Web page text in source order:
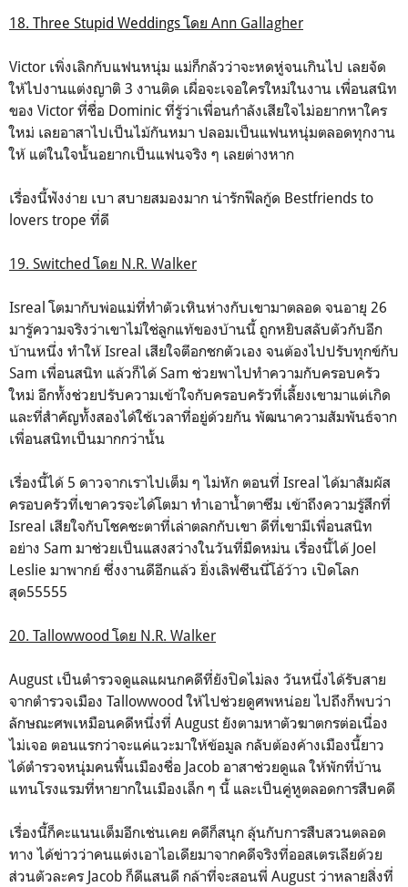
18. Three Stupid Weddings โดย Ann Gallagher
Victor เพิ่งเลิกกับแฟนหนุ่ม แม่ก็กลัวว่าจะหดหู่จนเกินไป เลยจัด
ให้ไปงานแต่งญาติ 3 งานติด เผื่อจะเจอใครใหม่ในงาน เพื่อนสนิท
ของ Victor ที่ชื่อ Dominic ที่รู้ว่าเพื่อนกำลังเสียใจไม่อยากหาใคร
ใหม่ เลยอาสาไปเป็นไม้กันหมา ปลอมเป็นแฟนหนุ่มตลอดทุกงาน
ให้ แต่ในใจนั้นอยากเป็นแฟนจริง ๆ เลยต่างหาก
เรื่องนี้ฟังง่าย เบา สบายสมองมาก น่ารักฟีลกู้ด Bestfriends to
lovers trope ที่ดี
19. Switched โดย N.R. Walker
Isreal โตมากับพ่อแม่ที่ทำตัวเหินห่างกับเขามาตลอด จนอายุ 26
มารู้ความจริงว่าเขาไม่ใช่ลูกแท้ของบ้านนี้ ถูกหยิบสลับตัวกับอีก
บ้านหนึ่ง ทำให้ Isreal เสียใจตีอกชกตัวเอง จนต้องไปปรับทุกข์กับ
Sam เพื่อนสนิท แล้วก็ได้ Sam ช่วยพาไปทำความกับครอบครัว
ใหม่ อีกทั้งช่วยปรับความเข้าใจกับครอบครัวที่เลี้ยงเขามาแต่เกิด
และที่สำคัญทั้งสองได้ใช้เวลาที่อยู่ด้วยกัน พัฒนาความสัมพันธ์จาก
เพื่อนสนิทเป็นมากกว่านั้น
เรื่องนี้ได้ 5 ดาวจากเราไปเต็ม ๆ ไม่หัก ตอนที่ Isreal ได้มาสัมผัส
ครอบครัวที่เขาควรจะได้โตมา ทำเอาน้ำตาซึม เข้าถึงความรู้สึกที่
Isreal เสียใจกับโชคชะตาที่เล่าตลกกับเขา ดีที่เขามีเพื่อนสนิท
อย่าง Sam มาช่วยเป็นแสงสว่างในวันที่มืดหม่น เรื่องนี้ได้ Joel
Leslie มาพากย์ ซึ่งงานดีอีกแล้ว ยิ่งเลิฟซีนนี่โอ้ว้าว เปิดโลก
สุด55555
20. Tallowwood โดย N.R. Walker
August เป็นตำรวจดูแลแผนกคดีที่ยังปิดไม่ลง วันหนึ่งได้รับสาย
จากตำรวจเมือง Tallowwood ให้ไปช่วยดูศพหน่อย ไปถึงก็พบว่า
ลักษณะศพเหมือนคดีหนึ่งที่ August ยังตามหาตัวฆาตกรต่อเนื่อง
ไม่เจอ ตอนแรกว่าจะแค่แวะมาให้ข้อมูล กลับต้องค้างเมืองนี้ยาว
ได้ตำรวจหนุ่มคนพื้นเมืองชื่อ Jacob อาสาช่วยดูแล ให้พักที่บ้าน
แทนโรงแรมที่หายากในเมืองเล็ก ๆ นี้ และเป็นคู่หูตลอดการสืบคดี
เรื่องนี้ก็คะแนนเต็มอีกเช่นเคย คดีก็สนุก ลุ้นกับการสืบสวนตลอด
ทาง ได้ข่าวว่าคนแต่งเอาไอเดียมาจากคดีจริงที่ออสเตรเลียด้วย
ส่วนตัวละคร Jacob ก็ดีแสนดี กล้าที่จะสอนพี่ August ว่าหลายสิ่งที่